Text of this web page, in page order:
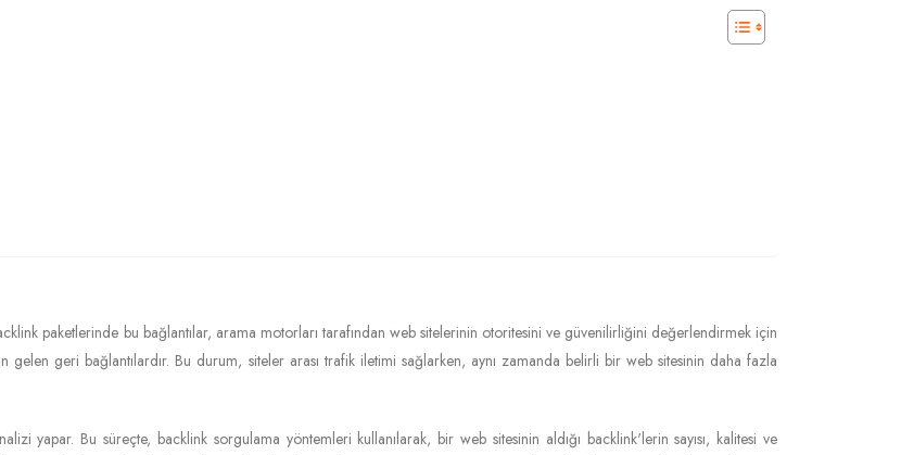
paketlerinde bu bağlantılar, arama motorları tarafından web sitelerinin otoritesini ve güvenilirliğini değerlendirmek için
gelen geri bağlantılardır. Bu durum, siteler arası trafik iletimi sağlarken, aynı zamanda belirli bir web sitesinin daha fazla
yapar. Bu süreçte, backlink sorgulama yöntemleri kullanılarak, bir web sitesinin aldığı backlink'lerin sayısı, kalitesi ve